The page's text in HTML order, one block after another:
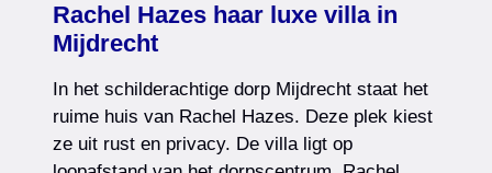
Rachel Hazes haar luxe villa in
Mijdrecht
In het schilderachtige dorp Mijdrecht staat het
ruime huis van Rachel Hazes. Deze plek kiest
ze uit rust en privacy. De villa ligt op